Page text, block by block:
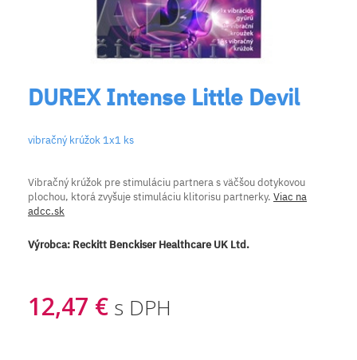
DUREX Intense Little Devil
vibračný krúžok 1x1 ks
Vibračný krúžok pre stimuláciu partnera s väčšou dotykovou
plochou, ktorá zvyšuje stimuláciu klitorisu partnerky. Viac na
adcc.sk
Výrobca: Reckitt Benckiser Healthcare UK Ltd.
12,47 € s DPH